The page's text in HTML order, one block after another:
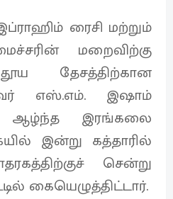
ரைசி மற்றும்
மறைவிற்கு
தேசத்திற்கான
எஸ்.எம். இஷாம்
ஆழ்ந்த இரங்கலை
இன்று கத்தாரில்
சென்று
கையெழுத்திட்டார்.